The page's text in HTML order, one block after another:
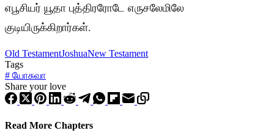
எபூசியர் யூதா புத்திரரோடே எருசலேமிலே
குடியிருக்கிறார்கள்.
Old TestamentJoshuaNew Testament
Tags
# யோசுவா
Share your love
Read More Chapters